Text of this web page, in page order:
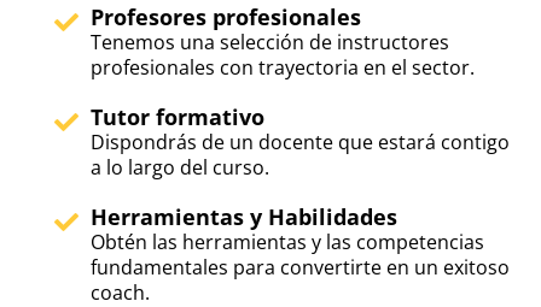
Profesores profesionales
Tenemos una selección de instructores
profesionales con trayectoria en el sector.
Tutor formativo
Dispondrás de un docente que estará contigo
a lo largo del curso.
Herramientas y Habilidades
Obtén las herramientas y las competencias
fundamentales para convertirte en un exitoso
coach.